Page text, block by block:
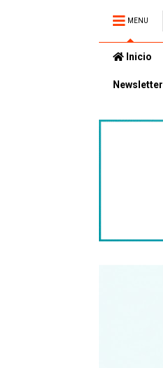
MENU
Inicio
Newsletter